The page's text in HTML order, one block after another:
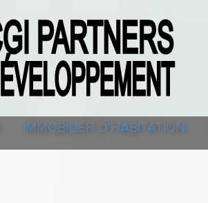
IMMOBILIER D'HABITATION